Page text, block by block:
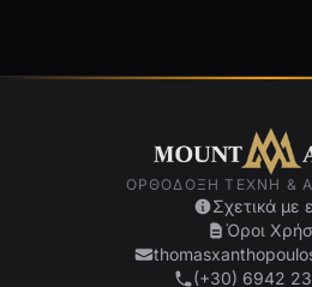
ΟΡΘΌΔΟΞΗ ΤΈΧΝΗ &
Σχετικά με
Όροι
(+30) 6942